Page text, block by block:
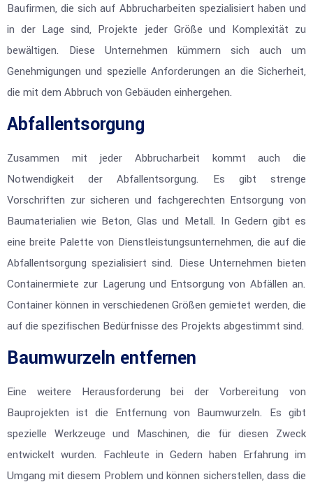
Baufirmen, die sich auf Abbrucharbeiten spezialisiert haben und
in der Lage sind, Projekte jeder Größe und Komplexität zu
bewältigen. Diese Unternehmen kümmern sich auch um
Genehmigungen und spezielle Anforderungen an die Sicherheit,
die mit dem Abbruch von Gebäuden einhergehen.
Abfallentsorgung
Zusammen mit jeder Abbrucharbeit kommt auch die
Notwendigkeit der Abfallentsorgung. Es gibt strenge
Vorschriften zur sicheren und fachgerechten Entsorgung von
Baumaterialien wie Beton, Glas und Metall. In Gedern gibt es
eine breite Palette von Dienstleistungsunternehmen, die auf die
Abfallentsorgung spezialisiert sind. Diese Unternehmen bieten
Containermiete zur Lagerung und Entsorgung von Abfällen an.
Container können in verschiedenen Größen gemietet werden, die
auf die spezifischen Bedürfnisse des Projekts abgestimmt sind.
Baumwurzeln entfernen
Eine weitere Herausforderung bei der Vorbereitung von
Bauprojekten ist die Entfernung von Baumwurzeln. Es gibt
spezielle Werkzeuge und Maschinen, die für diesen Zweck
entwickelt wurden. Fachleute in Gedern haben Erfahrung im
Umgang mit diesem Problem und können sicherstellen, dass die